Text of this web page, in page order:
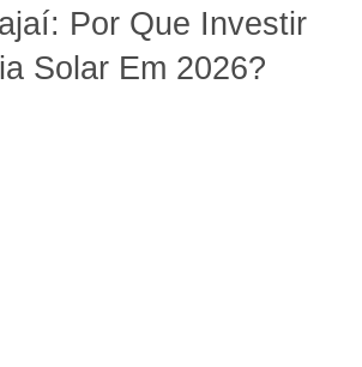
Por Que Investir
Solar Em 2026?